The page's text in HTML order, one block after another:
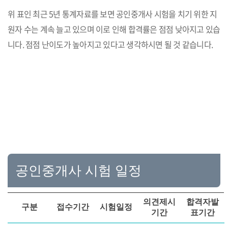
위 표인 최근 5년 통계자료를 보면 공인중개사 시험을 치기 위한 지
원자 수는 계속 늘고 있으며 이로 인해 합격률은 점점 낮아지고 있습
니다. 점점 난이도가 높아지고 있다고 생각하시면 될 것 같습니다.
공인중개사 시험 일정
구분 접수기간 시험일정
의견제시
기간
합격자발
표기간